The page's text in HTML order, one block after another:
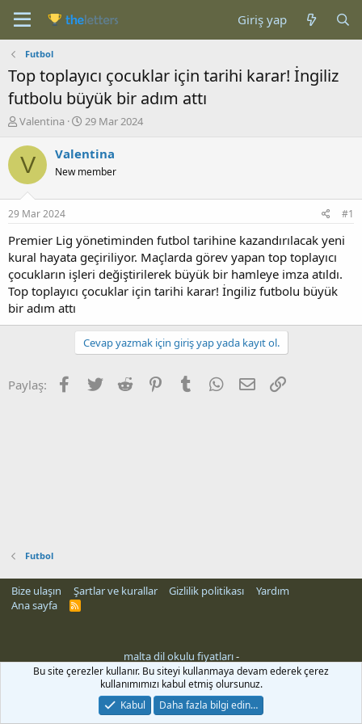
Giriş yap
Futbol
Top toplayıcı çocuklar için tarihi karar! İngiliz
futbolu büyük bir adım attı
K
n
b
u
u
b
a
l
a
t
a
n
Valentina
B
ş
a
ç
a
r
i
i
29 Mar 2024
V Valentina
New member
29 Mar 2024 #1
Premier Lig yönetiminden futbol tarihine kazandırılacak yeni
kural hayata geçiriliyor. Maçlarda görev yapan top toplayıcı
çocukların işleri değiştirilerek büyük bir hamleye imza atıldı.
Top toplayıcı çocuklar için tarihi karar! İngiliz futbolu büyük
bir adım attı
Cevap yazmak için giriş yap yada kayıt ol.
Paylaş: Facebook
Twitter Reddit PinterestTumblr WhatsApp
E-posta
Futbol
Bize ulaşın Şartlar ve kurallar Gizlilik politikası
Yardım
Ana sayfa
R
malta dil okulu fiyatları-
Bu site çerezler kullanır. Bu siteyi kullanmaya devam ederek çerez
kullanımımızı kabul etmiş olursunuz.
Kabul
Daha fazla bilgi edin…